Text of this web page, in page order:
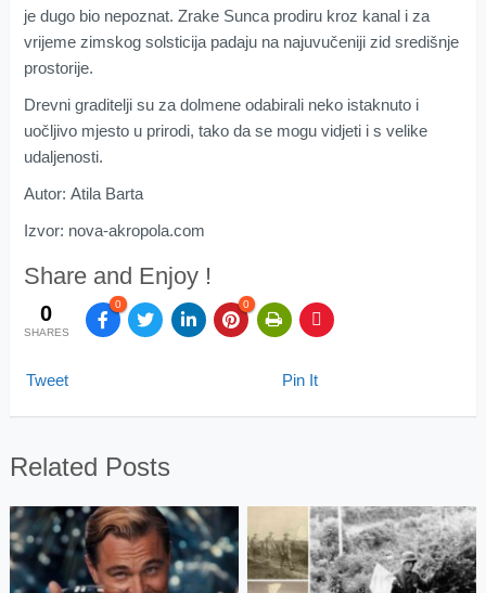
je dugo bio nepoznat. Zrake Sunca prodiru kroz kanal i za
vrijeme zimskog solsticija padaju na najuvučeniji zid središnje
prostorije.
Drevni graditelji su za dolmene odabirali neko istaknuto i
uočljivo mjesto u prirodi, tako da se mogu vidjeti i s velike
udaljenosti.
Autor: Atila Barta
Izvor: nova-akropola.com
Share and Enjoy !
0
SHARES
0 0
Tweet Pin It
Related Posts